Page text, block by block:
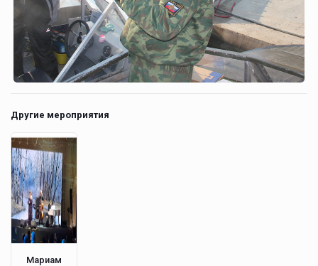
Другие мероприятия
Мариам